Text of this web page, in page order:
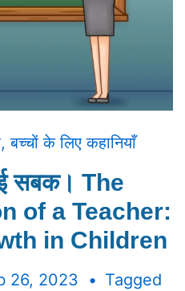
,बच्चों के लिए कहानियाँ
सबक। The
of a Teacher:
in Children
26, 2023
Tagged